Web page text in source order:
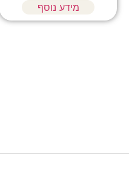
מידע נוסף